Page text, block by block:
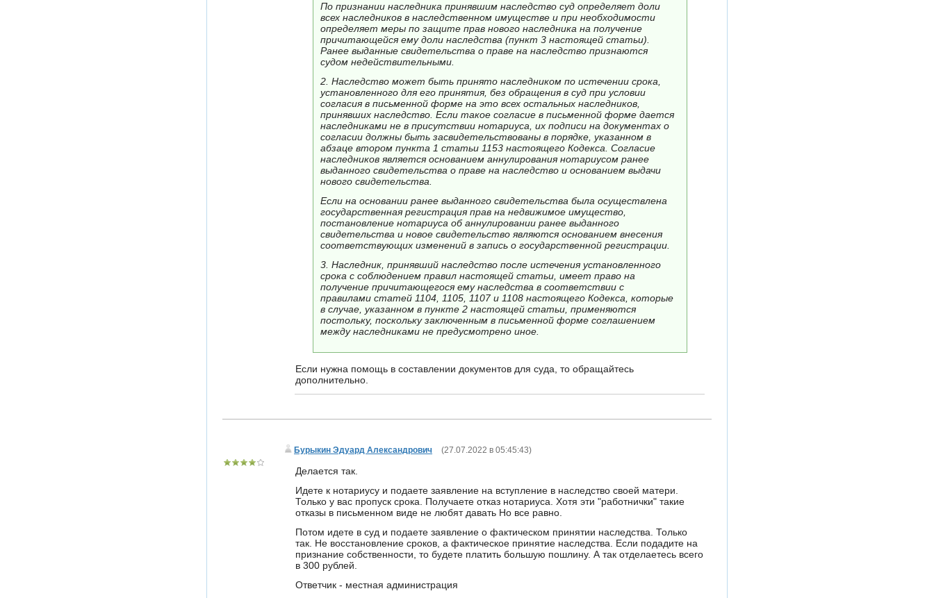
По признании наследника принявшим наследство суд определяет доли
всех наследников в наследственном имуществе и при необходимости
определяет меры по защите прав нового наследника на получение
причитающейся ему доли наследства (пункт 3 настоящей статьи).
Ранее выданные свидетельства о праве на наследство признаются
судом недействительными.
2. Наследство может быть принято наследником по истечении срока,
установленного для его принятия, без обращения в суд при условии
согласия в письменной форме на это всех остальных наследников,
принявших наследство. Если такое согласие в письменной форме дается
наследниками не в присутствии нотариуса, их подписи на документах о
согласии должны быть засвидетельствованы в порядке, указанном в
абзаце втором пункта 1 статьи 1153 настоящего Кодекса. Согласие
наследников является основанием аннулирования нотариусом ранее
выданного свидетельства о праве на наследство и основанием выдачи
нового свидетельства.
Если на основании ранее выданного свидетельства была осуществлена
государственная регистрация прав на недвижимое имущество,
постановление нотариуса об аннулировании ранее выданного
свидетельства и новое свидетельство являются основанием внесения
соответствующих изменений в запись о государственной регистрации.
3. Наследник, принявший наследство после истечения установленного
срока с соблюдением правил настоящей статьи, имеет право на
получение причитающегося ему наследства в соответствии с
правилами статей 1104, 1105, 1107 и 1108 настоящего Кодекса, которые
в случае, указанном в пункте 2 настоящей статьи, применяются
постольку, поскольку заключенным в письменной форме соглашением
между наследниками не предусмотрено иное.
Если нужна помощь в составлении документов для суда, то обращайтесь
дополнительно.
Бурыкин Эдуард Александрович (27.07.2022 в 05:45:43)
Делается так.
Идете к нотариусу и подаете заявление на вступление в наследство своей матери.
Только у вас пропуск срока. Получаете отказ нотариуса. Хотя эти "работнички" такие
отказы в письменном виде не любят давать Но все равно.
Потом идете в суд и подаете заявление о фактическом принятии наследства. Только
так. Не восстановление сроков, а фактическое принятие наследства. Если подадите на
признание собственности, то будете платить большую пошлину. А так отделаетесь всего
в 300 рублей.
Ответчик - местная администрация